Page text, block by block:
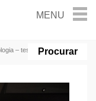
– testemunho de aluna